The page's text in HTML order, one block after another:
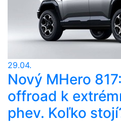
29.04.
Nový MHero
offroad k
phev. Koľko